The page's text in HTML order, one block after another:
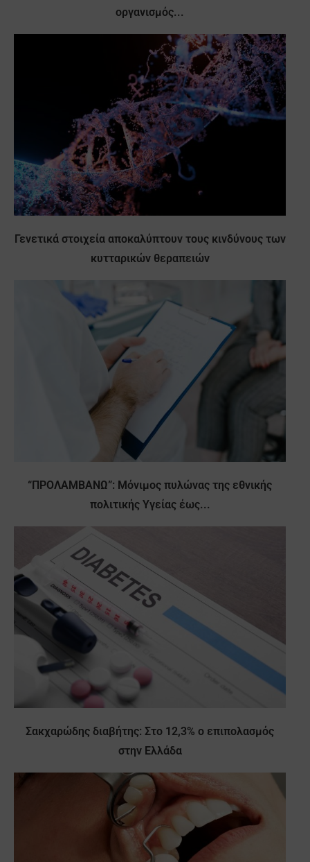
οργανισμός...
Γενετικά στοιχεία αποκαλύπτουν τους κινδύνους των
κυτταρικών θεραπειών
“ΠΡΟΛΑΜΒΑΝΩ”: Μόνιμος πυλώνας της εθνικής
πολιτικής Υγείας έως...
Σακχαρώδης διαβήτης: Στο 12,3% ο επιπολασμός
στην Ελλάδα